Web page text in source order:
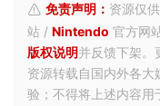
免责声明： 资源仅
站 / Nintendo 官方网
版权说明并反馈下架。
资源转载自国内外各
验；不得将上述内容用